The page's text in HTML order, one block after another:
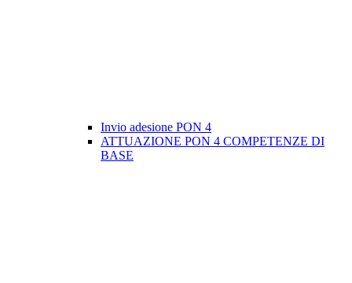
Invio adesione PON 4
ATTUAZIONE PON 4 COMPETENZE DI
BASE